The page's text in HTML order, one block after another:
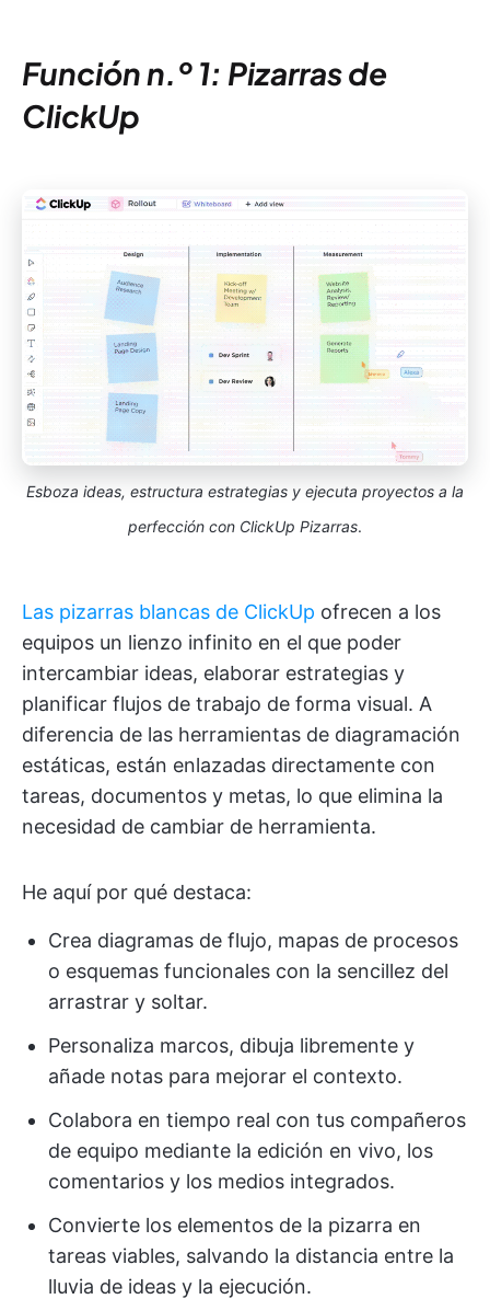
Función n.º 1: Pizarras de
ClickUp
Esboza ideas, estructura estrategias y ejecuta proyectos a la
perfección con ClickUp Pizarras.
Las pizarras blancas de ClickUp ofrecen a los
equipos un lienzo infinito en el que poder
intercambiar ideas, elaborar estrategias y
planificar flujos de trabajo de forma visual. A
diferencia de las herramientas de diagramación
estáticas, están enlazadas directamente con
tareas, documentos y metas, lo que elimina la
necesidad de cambiar de herramienta.
He aquí por qué destaca:
Crea diagramas de flujo, mapas de procesos
o esquemas funcionales con la sencillez del
arrastrar y soltar.
Personaliza marcos, dibuja libremente y
añade notas para mejorar el contexto.
Colabora en tiempo real con tus compañeros
de equipo mediante la edición en vivo, los
comentarios y los medios integrados.
Convierte los elementos de la pizarra en
tareas viables, salvando la distancia entre la
lluvia de ideas y la ejecución.